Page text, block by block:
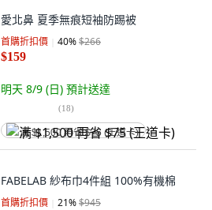
愛北鼻 夏季無痕短袖防踢被
首購折扣價 40%$266
$159
明天 8/9 (日) 預計送達
(18)
满 $1,500 再省 $75 (王道卡)
FABELAB 紗布巾4件組 100%有機棉
首購折扣價 21%$945